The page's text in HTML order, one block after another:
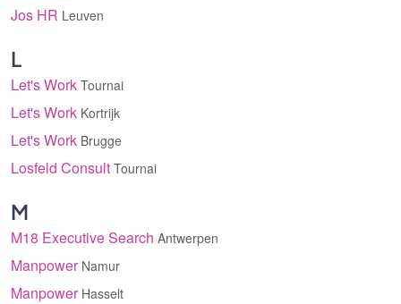
Jos HR Leuven
L
Let's Work Tournai
Let's Work Kortrijk
Let's Work Brugge
Losfeld Consult Tournai
M
M18 Executive Search Antwerpen
Manpower Namur
Manpower Hasselt